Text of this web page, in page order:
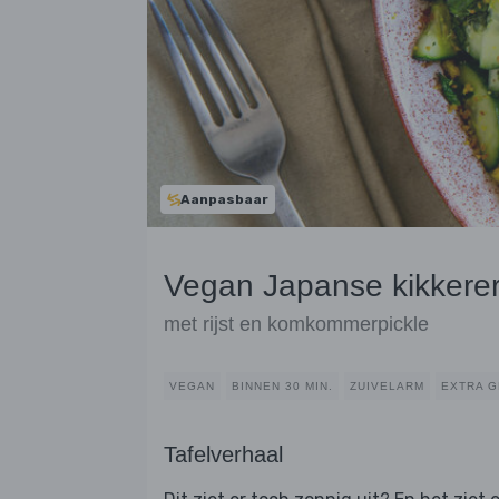
Aanpasbaar
Vegan Japanse
met rijst en komkommerpickle
VEGAN BINNEN 30 MIN. ZUIVELARM EXTRA
Tafelverhaal